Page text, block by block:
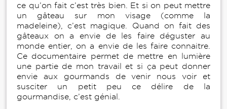
ce qu’on fait c’est très bien. Et si on peut mettre
un gâteau sur mon visage (comme la
madeleine), c’est magique. Quand on fait des
gâteaux on a envie de les faire déguster au
monde entier, on a envie de les faire connaitre.
Ce documentaire permet de mettre en lumière
une partie de mon travail et si ça peut donner
envie aux gourmands de venir nous voir et
susciter un petit peu ce délire de la
gourmandise, c’est génial.